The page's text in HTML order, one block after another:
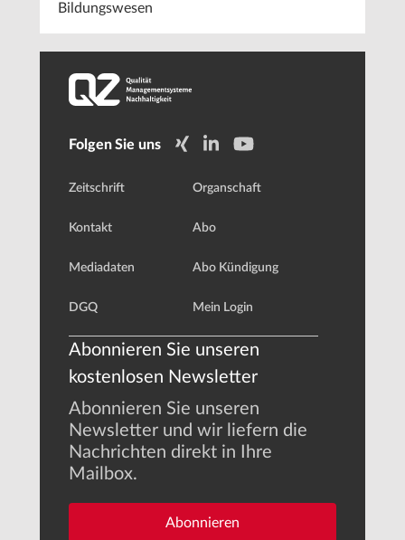
Bildungswesen
Folgen Sie uns
Zeitschrift
Kontakt
Mediadaten
DGQ
Organschaft
Abo
Abo Kündigung
Mein Login
Abonnieren Sie unseren
kostenlosen Newsletter
Abonnieren Sie unseren
Newsletter und wir liefern die
Nachrichten direkt in Ihre
Mailbox.
Abonnieren